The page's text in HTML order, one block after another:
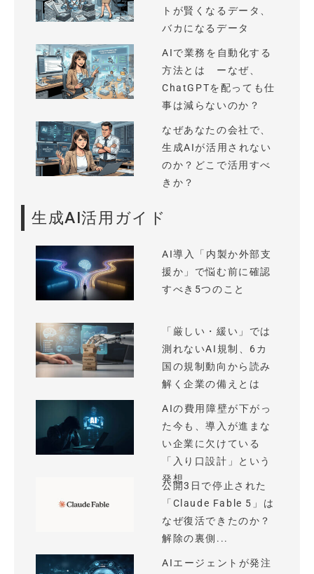
トが賢くなるデータ、
バカになるデータ
AIで業務を自動化する
方法とは ーなぜ、
ChatGPTを配っても仕
事は減らないのか？
なぜあなたの会社で、
生成AIが活用されない
のか？どこで活用すべ
きか？
生成AI活用ガイド
AI導入「内製か外部支
援か」で悩む前に確認
すべき5つのこと
「厳しい・緩い」では
測れないAI規制、6カ
国の規制動向から読み
解く企業の備えとは
AIの費用障壁が下がっ
た今も、導入が進まな
い企業に欠けている
「入り口設計」という
発想
公開3日で停止された
「Claude Fable 5」は
なぜ復活できたのか？
解除の裏側...
AIエージェントが発注